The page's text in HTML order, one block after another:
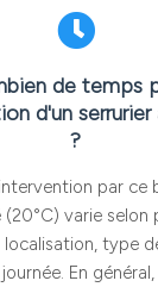
de temps
d'un serrurier
?
par ce
(20°C) varie selon
type
En